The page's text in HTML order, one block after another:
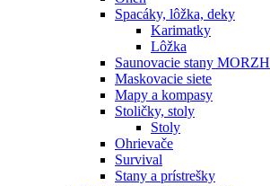
Spacáky, lôžka, deky
Karimatky
Lôžka
Saunovacie stany MORZH
Maskovacie siete
Mapy a kompasy
Stoličky, stoly
Stoly
Ohrievače
Survival
Stany a prístrešky